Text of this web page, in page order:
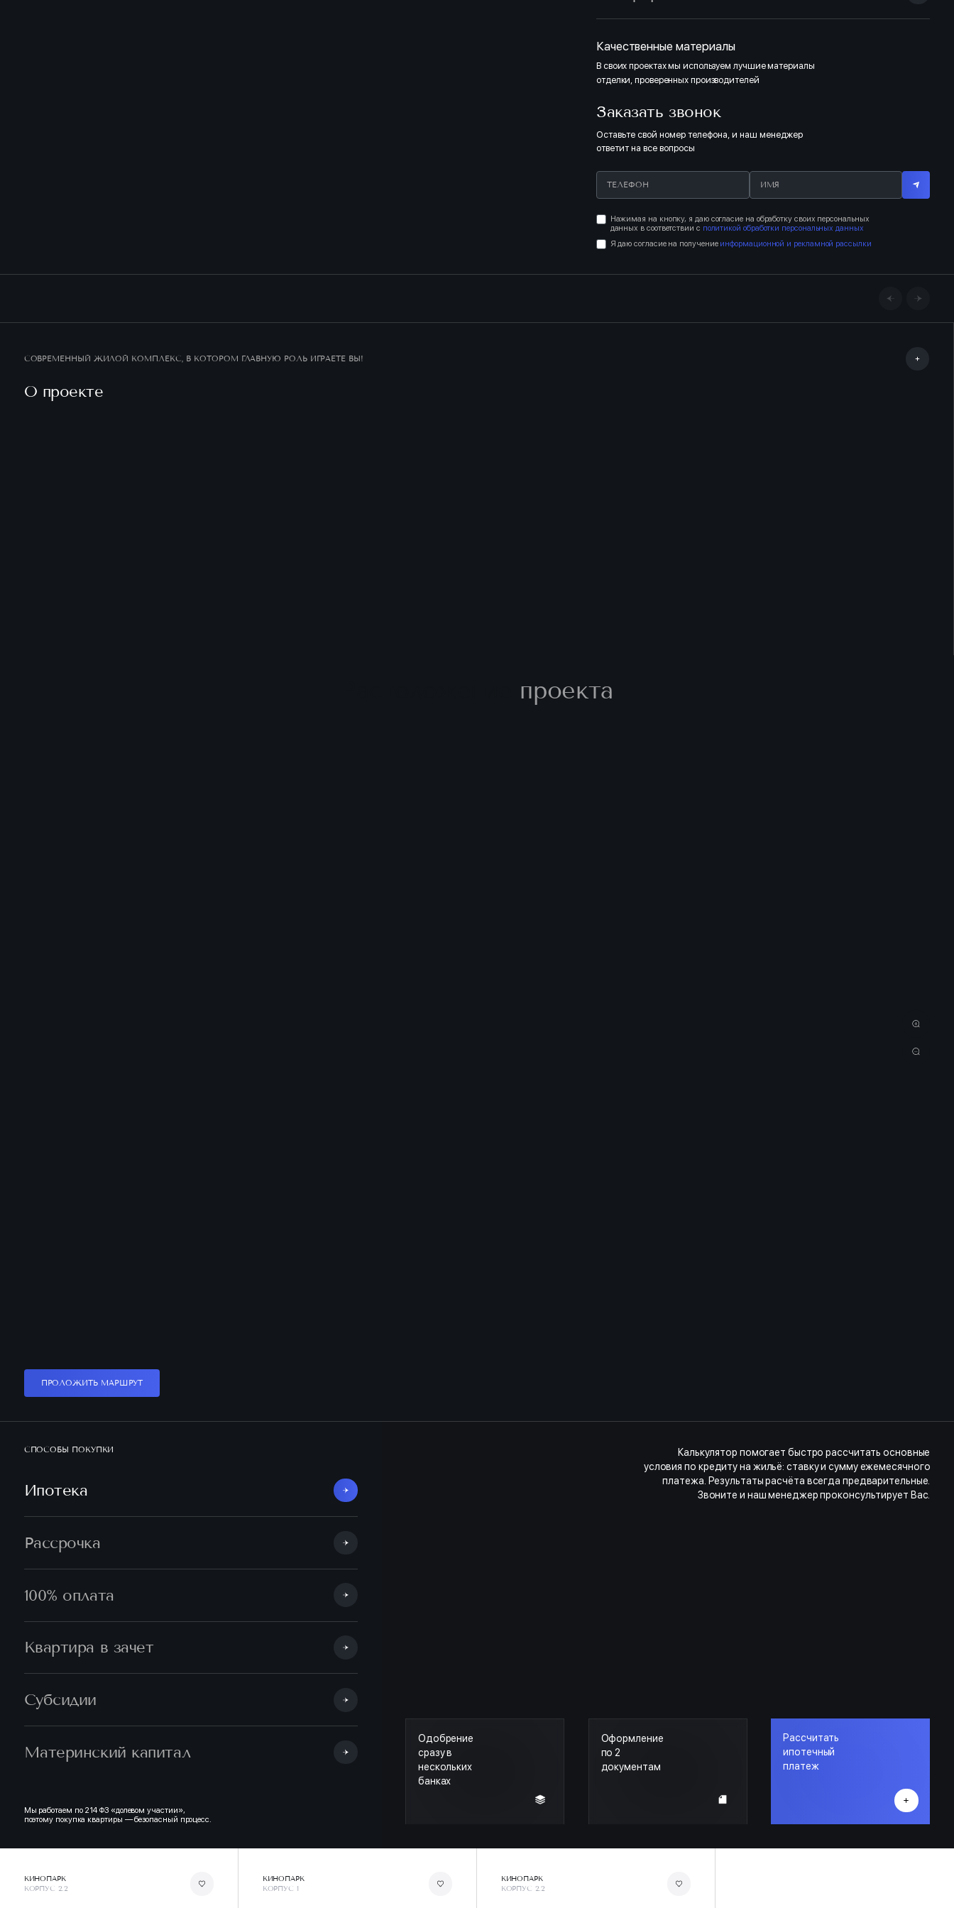
Качественные материалы
В своих проектах мы используем лучшие материалы
отделки, проверенных производителей
Заказать звонок
Оставьте свой номер телефона, и наш менеджер
ответит на все вопросы
Нажимая на кнопку, я даю согласие на обработку своих персональных
данных в соответствии с политикой обработки персональных данных
Я даю согласие на получение информационной и рекламной рассылки
СОВРЕМЕННЫЙ ЖИЛОЙ КОМПЛЕКС, В КОТОРОМ ГЛАВНУЮ РОЛЬ ИГРАЕТЕ ВЫ!
О проекте
проекта
ПРОЛОЖИТЬ МАРШРУТ
СПОСОБЫ ПОКУПКИ
Ипотека
Рассрочка
100% оплата
Квартира в зачет
Субсидии
Материнский капитал
Мы работаем по 214 ФЗ «долевом участии»,
поэтому покупка квартиры — безопасный процесс.
Калькулятор помогает быстро рассчитать основные
условия по кредиту на жильё: ставку и сумму ежемесячного
платежа. Результаты расчёта всегда предварительные.
Звоните и наш менеджер проконсультирует Вас.
Одобрение
сразу в
нескольких
банках
Оформление
по 2
документам
Рассчитать
ипотечный
платеж
КИНОПАРК
КОРПУС 2.2
КИНОПАРК
КОРПУС 1
КИНОПАРК
КОРПУС 2.2